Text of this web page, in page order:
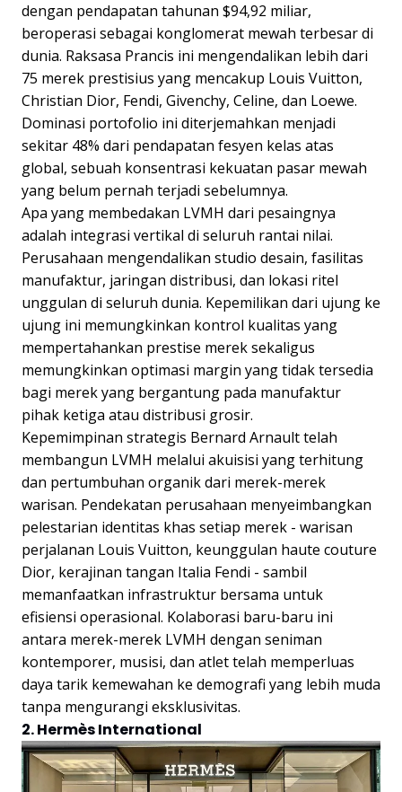
dengan pendapatan tahunan $94,92 miliar,
beroperasi sebagai konglomerat mewah terbesar di
dunia. Raksasa Prancis ini mengendalikan lebih dari
75 merek prestisius yang mencakup Louis Vuitton,
Christian Dior, Fendi, Givenchy, Celine, dan Loewe.
Dominasi portofolio ini diterjemahkan menjadi
sekitar 48% dari pendapatan fesyen kelas atas
global, sebuah konsentrasi kekuatan pasar mewah
yang belum pernah terjadi sebelumnya.
Apa yang membedakan LVMH dari pesaingnya
adalah integrasi vertikal di seluruh rantai nilai.
Perusahaan mengendalikan studio desain, fasilitas
manufaktur, jaringan distribusi, dan lokasi ritel
unggulan di seluruh dunia. Kepemilikan dari ujung ke
ujung ini memungkinkan kontrol kualitas yang
mempertahankan prestise merek sekaligus
memungkinkan optimasi margin yang tidak tersedia
bagi merek yang bergantung pada manufaktur
pihak ketiga atau distribusi grosir.
Kepemimpinan strategis Bernard Arnault telah
membangun LVMH melalui akuisisi yang terhitung
dan pertumbuhan organik dari merek-merek
warisan. Pendekatan perusahaan menyeimbangkan
pelestarian identitas khas setiap merek - warisan
perjalanan Louis Vuitton, keunggulan haute couture
Dior, kerajinan tangan Italia Fendi - sambil
memanfaatkan infrastruktur bersama untuk
efisiensi operasional. Kolaborasi baru-baru ini
antara merek-merek LVMH dengan seniman
kontemporer, musisi, dan atlet telah memperluas
daya tarik kemewahan ke demografi yang lebih muda
tanpa mengurangi eksklusivitas.
2. Hermès International